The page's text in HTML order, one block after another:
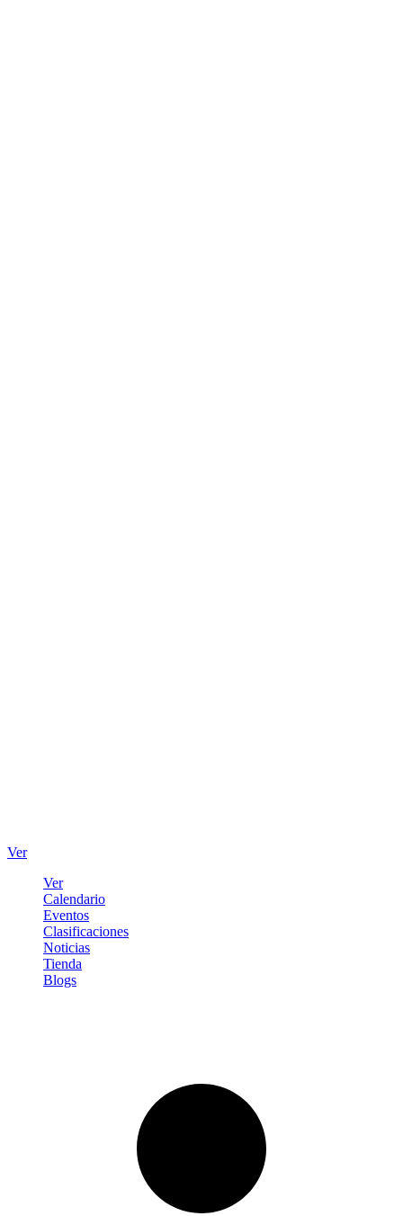
Ver
Ver
Calendario
Eventos
Clasificaciones
Noticias
Tienda
Blogs